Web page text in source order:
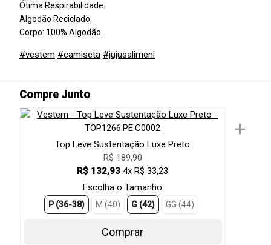
Ótima Respirabilidade.
Algodão Reciclado.
Corpo: 100% Algodão.
#vestem #camiseta #jujusalimeni
Compre Junto
Top Leve Sustentação Luxe Preto
R$ 189,90
R$ 132,93 4x R$ 33,23
Escolha o Tamanho
P (36-38) M (40) G (42) GG (44)
Comprar
+